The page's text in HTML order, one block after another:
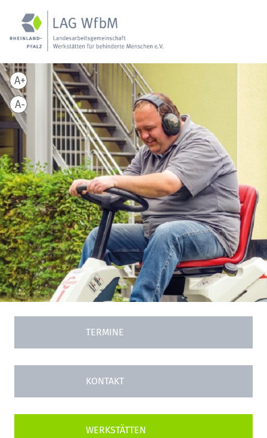
A-
A+
TERMINE
KONTAKT